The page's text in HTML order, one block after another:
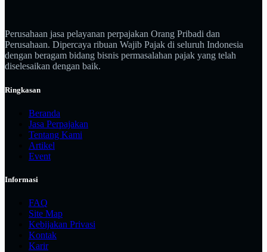
Perusahaan jasa pelayanan perpajakan Orang Pribadi dan
Perusahaan. Dipercaya ribuan Wajib Pajak di seluruh Indonesia
dengan beragam bidang bisnis permasalahan pajak yang telah
diselesaikan dengan baik.
Ringkasan
Beranda
Jasa Perpajakan
Tentang Kami
Artikel
Event
Informasi
FAQ
Site Map
Kebijakan Privasi
Kontak
Karir